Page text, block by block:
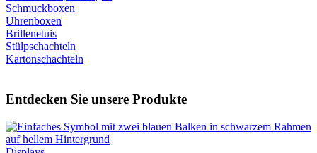
Schmuckboxen
Uhrenboxen
Brillenetuis
Stülpschachteln
Kartonschachteln
Entdecken Sie unsere Produkte